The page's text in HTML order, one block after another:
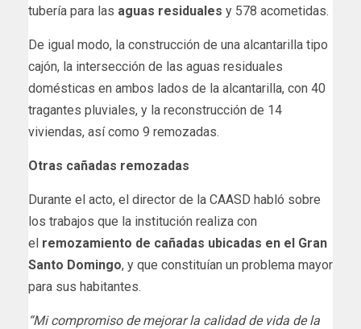
tubería para las aguas residuales y 578 acometidas.
De igual modo, la construcción de una alcantarilla tipo
cajón, la intersección de las aguas residuales
domésticas en ambos lados de la alcantarilla, con 40
tragantes pluviales, y la reconstrucción de 14
viviendas, así como 9 remozadas.
Otras cañadas remozadas
Durante el acto, el director de la CAASD habló sobre
los trabajos que la institución realiza con
el remozamiento de cañadas ubicadas en el Gran
Santo Domingo, y que constituían un problema mayor
para sus habitantes.
“Mi compromiso de mejorar la calidad de vida de la